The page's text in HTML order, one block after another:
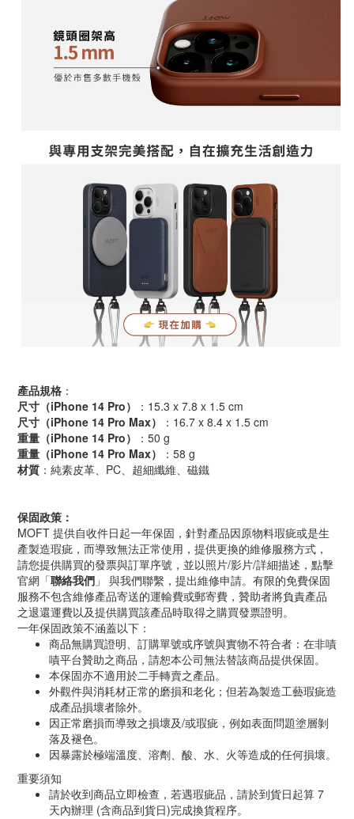
產品規格 ：
尺寸（iPhone 14 Pro）
：15.3 x 7.8 x 1.5 cm
尺寸（iPhone 14 Pro Max）
：16.7 x 8.4 x 1.5 cm
重量（iPhone 14 Pro）
：50 g
重量（iPhone 14 Pro Max）
：58 g
材質 ：純素皮革、PC、超細纖維、磁鐵
保固政策：
MOFT 提供自收件日起一年保固，針對產品因原物料瑕疵或是生
產製造瑕疵，而導致無法正常使用，提供更換的維修服務方式，
請您提供購買的發票與訂單序號，並以照片/影片/詳細描述，點擊
官網「聯絡我們 」 與我們聯繫，提出維修申請。有限的免費保固
服務不包含維修產品寄送的運輸費或郵寄費，贊助者將負責產品
之退還運費以及提供購買該產品時取得之購買發票證明。
一年保固政策不涵蓋以下：
商品無購買證明、訂購單號或序號與實物不符合者：在非嘖
嘖平台贊助之商品，請恕本公司無法替該商品提供保固。
本保固亦不適用於二手轉賣之產品。
外觀件與消耗材正常的磨損和老化；但若為製造工藝瑕疵造
成產品損壞者除外。
因正常磨損而導致之損壞及/或瑕疵，例如表面問題塗層剝
落及褪色。
因暴露於極端溫度、溶劑、酸、水、火等造成的任何損壞。
重要須知
請於收到商品立即檢查，若遇瑕疵品，請於到貨日起算 7
天內辦理 (含商品到貨日)完成換貨程序。